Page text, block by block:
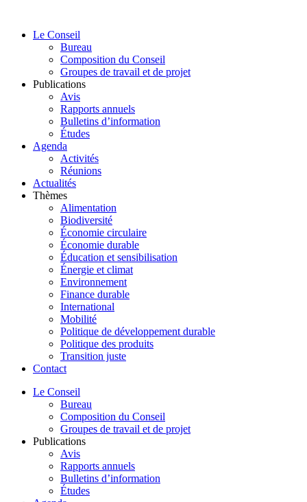
contenuLe Conseil
Bureau
Composition du Conseil
Groupes de travail et de projet
Publications
Avis
Rapports annuels
Bulletins d’information
Études
Agenda
Activités
Réunions
Actualités
Thèmes
Alimentation
Biodiversité
Économie circulaire
Économie durable
Éducation et sensibilisation
Énergie et climat
Environnement
Finance durable
International
Mobilité
Politique de développement durable
Politique des produits
Transition juste
Contact
Le Conseil
Bureau
Composition du Conseil
Groupes de travail et de projet
Publications
Avis
Rapports annuels
Bulletins d’information
Études